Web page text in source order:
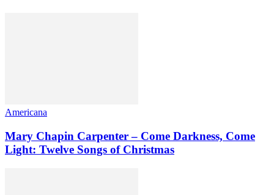
Americana
Mary Chapin Carpenter – Come Darkness, Come
Light: Twelve Songs of Christmas